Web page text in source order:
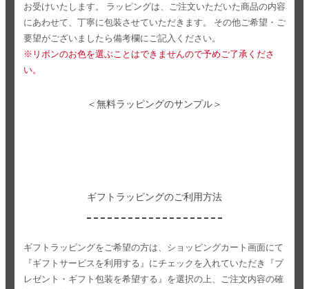
お受けいたします。
ラッピングは、ご注文いただいた商品の内容
にあわせて、丁寧に包装させていただきます。
その他ご希望・ご
要望がございましたら備考欄にご記入ください。
※リボンのお色を選ぶことはできませんので予めご了承くださ
い。
＜無料ラッピングのサンプル＞
ギフトラッピングのご利用方法
ギフトラッピングをご希望の方は、ショッピングカート画面にて
『ギフトサービスを利用する』にチェックを入れていただき
『プ
レゼント・ギフト包装を希望する』を選択の上、ご注文内容の確